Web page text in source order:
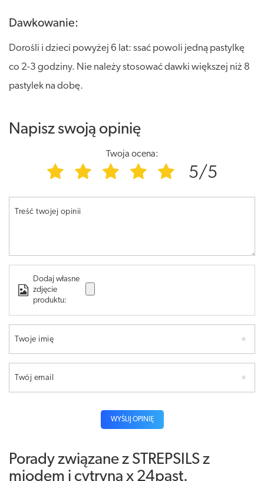
Dawkowanie:
Dorośli i dzieci powyżej 6 lat: ssać powoli jedną pastylkę
co 2-3 godziny. Nie należy stosować dawki większej niż 8
pastylek na dobę.
Napisz swoją opinię
Twoja ocena:
5/5
Treść twojej opinii
Dodaj własne
zdjęcie
produktu:
Twoje imię
Twój email
WYŚLIJ OPINIĘ
Porady związane z STREPSILS z
miodem i cytryną x 24past.